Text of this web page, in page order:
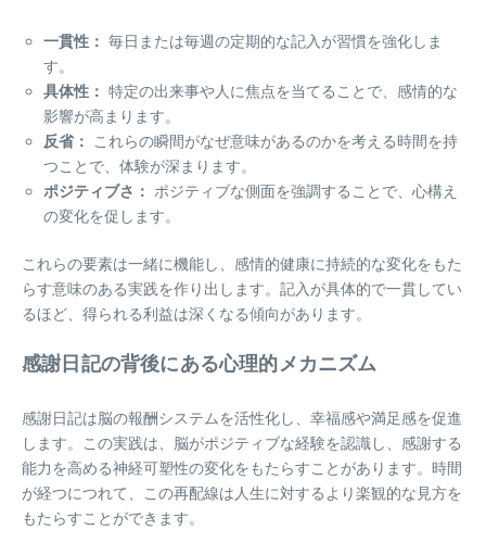
一貫性： 毎日または毎週の定期的な記入が習慣を強化しま
す。
具体性： 特定の出来事や人に焦点を当てることで、感情的な
影響が高まります。
反省：
これらの瞬間がなぜ意味があるのかを考える時間を持
つことで、体験が深まります。
ポジティブさ： ポジティブな側面を強調することで、心構え
の変化を促します。
これらの要素は一緒に機能し、感情的健康に持続的な変化をもた
らす意味のある実践を作り出します。記入が具体的で一貫してい
るほど、得られる利益は深くなる傾向があります。
感謝日記の背後にある心理的メカニズム
感謝日記は脳の報酬システムを活性化し、幸福感や満足感を促進
します。この実践は、脳がポジティブな経験を認識し、感謝する
能力を高める神経可塑性の変化をもたらすことがあります。時間
が経つにつれて、この再配線は人生に対するより楽観的な見方を
もたらすことができます。